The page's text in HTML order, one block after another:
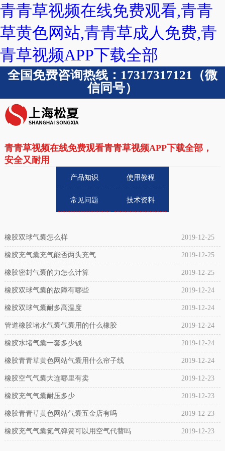
青青草视频在线免费观看,青青
草黄色网站,青青草成人免费,青
青草视频APP下载全部
全国免费咨询热线：17317317121（微
信同号）
青青草视频在线免费观看青青草视频APP下载全部，
安全又耐用
产品知识 使用教程
常见问题 技术资料
橡胶双球气囊怎么样 2019-12-25
橡胶充气囊充气能否两头充气 2019-12-25
橡胶密封气囊的力怎么计算 2019-12-25
橡胶双球气囊的故障有哪些 2019-12-24
橡胶双球气囊耐多高温度 2019-12-24
管道橡胶堵水气囊气囊用的什么橡胶 2019-12-24
橡胶水堵气囊一套多少钱 2019-12-24
橡胶青青草黄色网站气囊用什么帘子线 2019-12-24
橡胶空气气囊大连哪里有卖 2019-12-23
橡胶充气气囊耐压多少 2019-12-23
橡胶青青草黄色网站气囊五金店有吗 2019-12-23
橡胶充气气囊氮气弹簧可以用空气代替吗 2019-12-23